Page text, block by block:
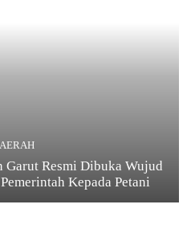
Garut Resmi Dibuka Wujud
Kepada Petani